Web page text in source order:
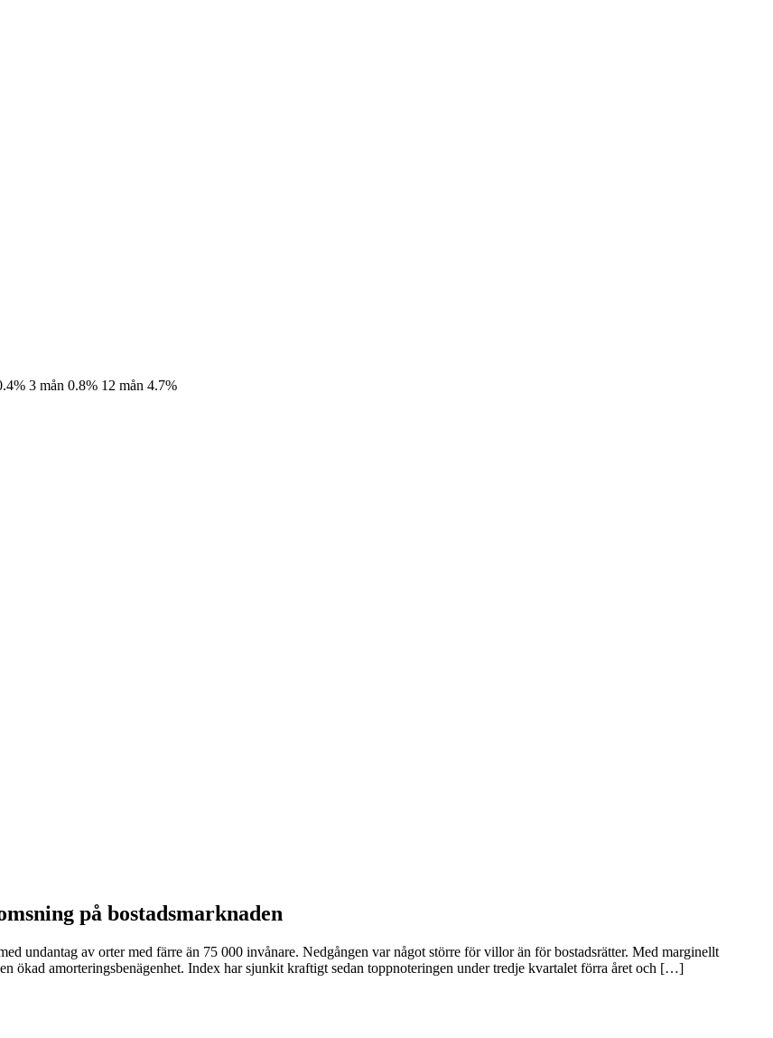
3 mån 0.8% 12 mån 4.7%
på bostadsmarknaden
undantag av orter med färre än 75 000 invånare. Nedgången var något större för villor än för bostadsrätter. Med marginellt
ökad amorteringsbenägenhet. Index har sjunkit kraftigt sedan toppnoteringen under tredje kvartalet förra året och […]